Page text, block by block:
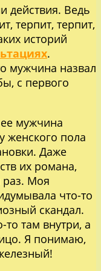
действия. Ведь
терпит, терпит,
историй
.
мужчина назвал
с первого
мужчина
женского пола
Даже
их романа,
раз. Моя
что-то
скандал.
там внутри, а
Я понимаю,